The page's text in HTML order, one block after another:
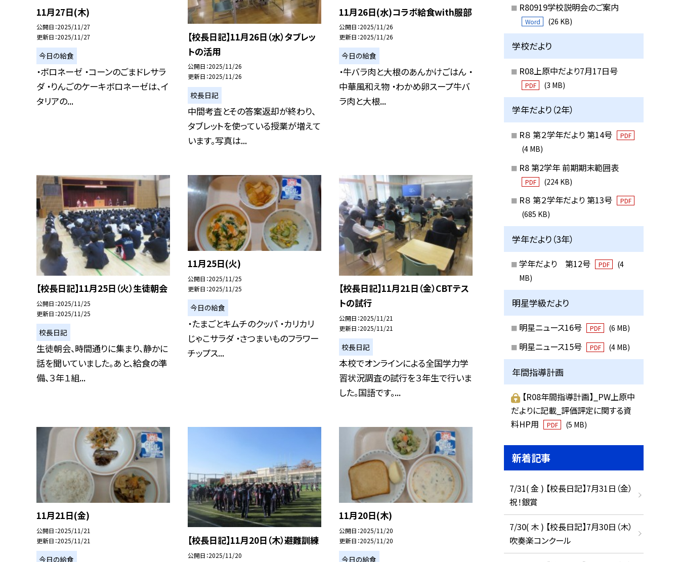
11月27日(木)
公開日 2025/11/27
更新日 2025/11/27
今日の給食
・ボロネーゼ ・コーンのごまドレサラ
ダ ・りんごのケーキボロネーゼは、イ
タリアの...
【校長日記】11月26日（水）タブレッ
トの活用
公開日 2025/11/26
更新日 2025/11/26
校長日記
中間考査とその答案返却が終わり、
タブレットを使っている授業が増えて
います。写真は...
11月26日(水)コラボ給食with服部
公開日 2025/11/26
更新日 2025/11/26
今日の給食
・牛バラ肉と大根のあんかけごはん ・
中華風和え物 ・わかめ卵スープ牛バ
ラ肉と大根...
【校長日記】11月25日（火）生徒朝会
公開日 2025/11/25
更新日 2025/11/25
校長日記
生徒朝会、時間通りに集まり、静かに
話を聞いていました。あと、給食の準
備、３年１組...
11月25日(火)
公開日 2025/11/25
更新日 2025/11/25
今日の給食
・たまごとキムチのクッパ ・カリカリ
じゃこサラダ ・さつまいものフラワー
チップス...
【校長日記】11月21日（金）CBTテス
トの試行
公開日 2025/11/21
更新日 2025/11/21
校長日記
本校でオンラインによる全国学力学
習状況調査の試行を３年生で行いま
した。国語です。...
11月21日(金)
公開日 2025/11/21
更新日 2025/11/21
今日の給食
【校長日記】11月20日（木）避難訓練
公開日 2025/11/20
11月20日(木)
公開日 2025/11/20
更新日 2025/11/20
今日の給食
R80919学校説明会のご案内
Word (26 KB)
学校だより
R08上原中だより7月17日号
PDF (3 MB)
学年だより（2年）
R８ 第２学年だより 第14号 PDF
(4 MB)
R8 第2学年 前期期末範囲表
PDF (224 KB)
R８ 第２学年だより 第13号 PDF
(685 KB)
学年だより（3年）
学年だより 第12号 PDF
(4
MB)
明星学級だより
明星ニュース16号 PDF (6 MB)
明星ニュース15号 PDF (4 MB)
年間指導計画
【R08年間指導計画】_PW上原中
だよりに記載_評価評定に関する資
料HP用
PDF (5 MB)
新着記事
7/31( 金 ) 【校長日記】7月31日（金）
祝！銀賞
7/30( 木 ) 【校長日記】7月30日（木）
吹奏楽コンクール